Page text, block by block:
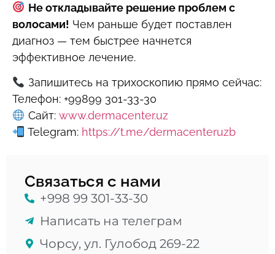
Не откладывайте решение проблем с
волосами! Чем раньше будет поставлен
диагноз — тем быстрее начнется
эффективное лечение.
Запишитесь на трихоскопию прямо сейчас:
Телефон: +99899 301-33-30
Сайт: www.dermacenter.uz
Telegram: https://t.me/dermacenteruzb
Связаться с нами
+998 99 301-33-30
Написать на телеграм
Чорсу, ул. Гулобод 269-22